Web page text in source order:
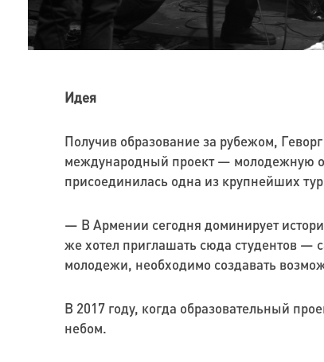
Идея
Получив образование за рубежом,
международный проект — молодежную
присоединилась одна из крупнейших
— В Армении сегодня доминирует
же хотел приглашать сюда студентов —
молодежи, необходимо создавать
В 2017 году, когда образовательный
небом.